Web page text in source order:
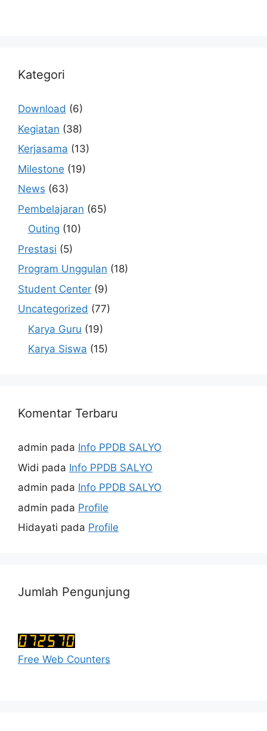
Kategori
Download (6)
Kegiatan (38)
Kerjasama (13)
Milestone (19)
News (63)
Pembelajaran (65)
Outing (10)
Prestasi (5)
Program Unggulan (18)
Student Center (9)
Uncategorized (77)
Karya Guru (19)
Karya Siswa (15)
Komentar Terbaru
admin pada Info PPDB SALYO
Widi pada Info PPDB SALYO
admin pada Info PPDB SALYO
admin pada Profile
Hidayati pada Profile
Jumlah Pengunjung
Free Web Counters